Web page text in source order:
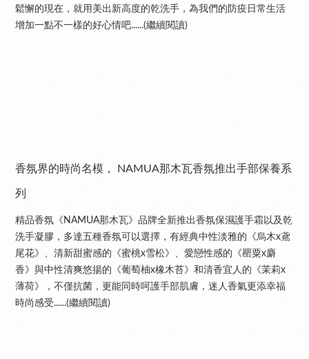
鬆懈的現在，就用美出新高度的乾洗手，為我們的防疫日常生活
增加一點不一樣的好心情吧......(繼續閱讀)
香氛界的時尚名模， NAMUA那木瓦香氛推出手部保養系
列
精品香氛《NAMUA那木瓦》品牌全新推出香氛保濕護手霜以及乾
洗手凝膠，多達五種香氛可以選擇，有經典中性淡雅的《烏木x鳶
尾花》、清新甜蜜感的《蜜桃x雪松》、愛戀性感的《罌粟x麝
香》與中性清爽悠揚的《葡萄柚x橡木苔》和清香宜人的《茉莉x
薄荷》，不僅抗菌，更能同時呵護手部肌膚，迷人香氣更添幸福
時尚感受......(繼續閱讀)